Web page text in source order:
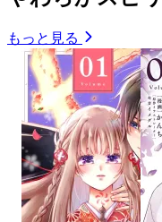
もっと見る